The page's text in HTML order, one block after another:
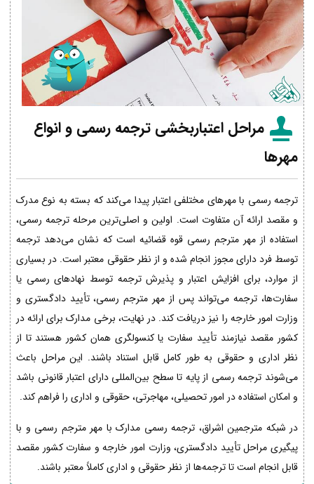
مراحل اعتباربخشی ترجمه رسمی و انواع
مهرها
ترجمه رسمی با مهرهای مختلفی اعتبار پیدا می‌کند که بسته به نوع مدرک
و مقصد ارائه آن متفاوت است. اولین و اصلی‌ترین مرحله ترجمه رسمی،
استفاده از مهر مترجم رسمی قوه قضائیه است که نشان می‌دهد ترجمه
توسط فرد دارای مجوز انجام شده و از نظر حقوقی معتبر است. در بسیاری
از موارد، برای افزایش اعتبار و پذیرش ترجمه توسط نهادهای رسمی یا
سفارت‌ها، ترجمه می‌تواند پس از مهر مترجم رسمی، تأیید دادگستری و
وزارت امور خارجه را نیز دریافت کند. در نهایت، برخی مدارک برای ارائه در
کشور مقصد نیازمند تأیید سفارت یا کنسولگری همان کشور هستند تا از
نظر اداری و حقوقی به طور کامل قابل استناد باشند. این مراحل باعث
می‌شوند ترجمه رسمی از پایه تا سطح بین‌المللی دارای اعتبار قانونی باشد
و امکان استفاده در امور تحصیلی، مهاجرتی، حقوقی و اداری را فراهم کند.
در شبکه مترجمین اشراق، ترجمه رسمی مدارک با مهر مترجم رسمی و با
پیگیری مراحل تأیید دادگستری، وزارت امور خارجه و سفارت کشور مقصد
قابل انجام است تا ترجمه‌ها از نظر حقوقی و اداری کاملاً معتبر باشند.